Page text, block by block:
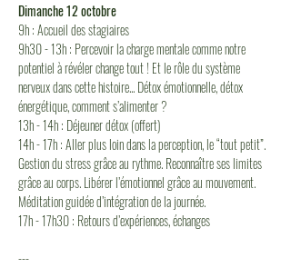
Dimanche 12 octobre
9h : Accueil des stagiaires
9h30 - 13h : Percevoir la charge mentale comme notre
potentiel à révéler change tout ! Et le rôle du système
nerveux dans cette histoire... Détox émotionnelle, détox
énergétique, comment s’alimenter ?
13h - 14h : Déjeuner détox (offert)
14h - 17h : Aller plus loin dans la perception, le “tout petit”.
Gestion du stress grâce au rythme. Reconnaître ses limites
grâce au corps. Libérer l’émotionnel grâce au mouvement.
Méditation guidée d’intégration de la journée.
17h - 17h30 : Retours d’expériences, échanges
---